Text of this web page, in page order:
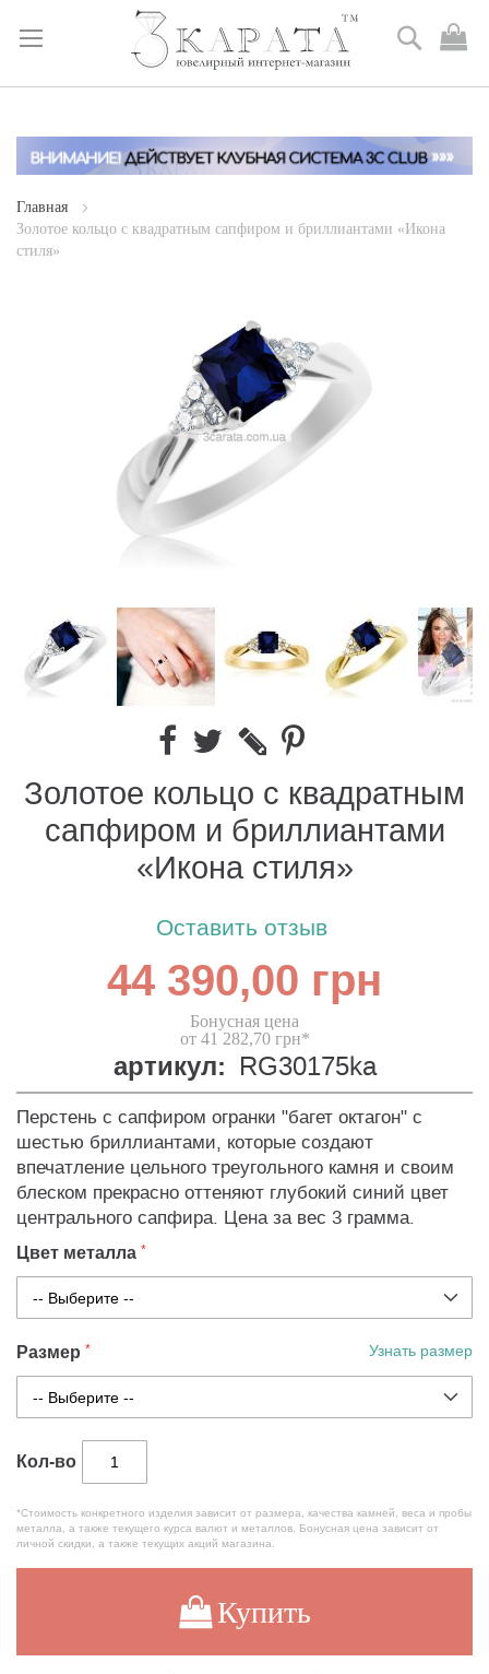
Skip
Content
Поиск
Главная
Золотое кольцо с квадратным сапфиром и бриллиантами «Икона
стиля»
Золотое кольцо с квадратным
сапфиром и бриллиантами
«Икона стиля»
Оставить отзыв
44 390,00 грн
Бонусная цена
от 41 282,70 грн*
артикул: RG30175ka
Перстень с сапфиром огранки "багет октагон" с
шестью бриллиантами, которые создают
впечатление цельного треугольного камня и своим
блеском прекрасно оттеняют глубокий синий цвет
центрального сапфира. Цена за вес 3 грамма.
Цвет металла
Размер Узнать размер
Кол-во
*Стоимость конкретного изделия зависит от размера, качества камней, веса и пробы
металла, а также текущего курса валют и металлов. Бонусная цена зависит от
личной скидки, а также текущих акций магазина.
Купить